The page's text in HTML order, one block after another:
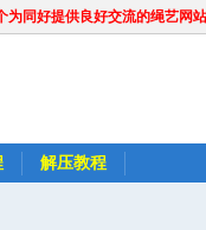
为同好提供良好交流的绳艺网
解压教程